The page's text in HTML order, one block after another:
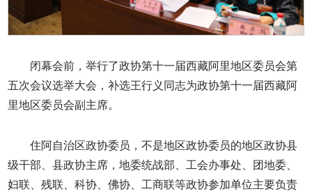
闭幕会前，举行了政协第十一届西藏阿里地区委员会第
五次会议选举大会，补选王行义同志为政协第十一届西藏阿
里地区委员会副主席。
住阿自治区政协委员，不是地区政协委员的地区政协县
级干部、县政协主席，地委统战部、工会办事处、团地委、
妇联、残联、科协、佛协、工商联等政协参加单位主要负责